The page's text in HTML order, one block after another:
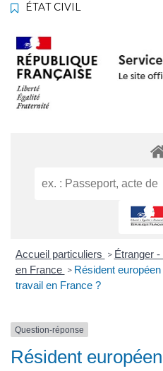
ÉTAT CIVIL
Accueil particuliers > Étranger -
en France > Résident
travail en France ?
Question-réponse
Résident